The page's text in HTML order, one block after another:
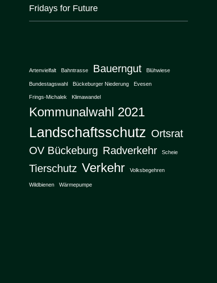
Fridays for Future
Artenvielfalt Bahntrasse Bauerngut Blühwiese
Bundestagswahl Bückeburger Niederung Evesen
Frings-Michalek Klimawandel
Kommunalwahl 2021
Landschaftsschutz Ortsrat
OV Bückeburg Radverkehr Scheie
Tierschutz Verkehr Volksbegehren
Wildbienen Wärmepumpe